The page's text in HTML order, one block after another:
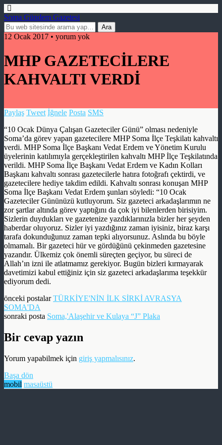
Soma Gündem Gazetesi
12 Ocak 2017 • yorum yok
MHP GAZETECİLERE
KAHVALTI VERDİ
Paylaş Tweet İğnele Posta SMS
“10 Ocak Dünya Çalışan Gazeteciler Günü” olması nedeniyle
Soma’da görev yapan gazetecilere MHP Soma İlçe Teşkilatı kahvaltı
verdi. MHP Soma İlçe Başkanı Vedat Erdem ve Yönetim Kurulu
üyelerinin katılımıyla gerçekleştirilen kahvaltı MHP İlçe Teşkilatında
verildi. MHP Soma İlçe Başkanı Vedat Erdem ve Kadın Kolları
Başkanı kahvaltı sonrası gazetecilerle hatıra fotoğrafı çektirdi, ve
gazetecilere hediye takdim edildi. Kahvaltı sonrası konuşan MHP
Soma İlçe Başkanı Vedat Erdem şunları söyledi: “10 Ocak
Gazeteciler Gününüzü kutluyorum. Siz gazeteci arkadaşlarımın ne
zor şartlar altında görev yaptığını da çok iyi bilenlerden birisiyim.
Sizlerin duydukları ve gazetenize yazdıklarınızla bizler her şeyden
haberdar oluyoruz. Sizler iyi yazdığınız zaman iyisiniz, biraz karşı
tarafa dokunduğunuz zaman tepki alıyorsunuz. Aslında bu böyle
olmamalı. Bir gazeteci hür ve gördüğünü çekinmeden gazetesine
yazandır. Ülkemiz çok önemli süreçten geçiyor, bu süreci de
Allah’ın izni ile atlatmamız gerekiyor. Bugün bizleri kırmayarak
davetimizi kabul ettiğiniz için siz gazeteci arkadaşlarıma teşekkür
ediyorum dedi.
önceki postalarTÜRKİYE'NİN İLK SİRKİ AVRASYA
SOMA'DA
sonraki posta Soma,'Alaşehir ve Kulaya “J” Plaka
Bir cevap yazın
Yorum yapabilmek için giriş yapmalısınız.
Başa dön
mobil masaüstü